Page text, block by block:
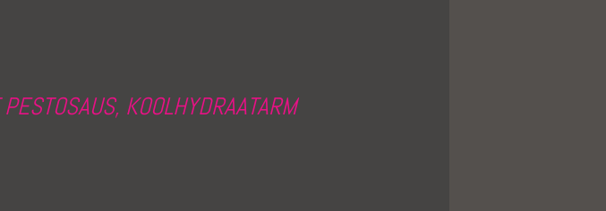
KOOLHYDRAATARM